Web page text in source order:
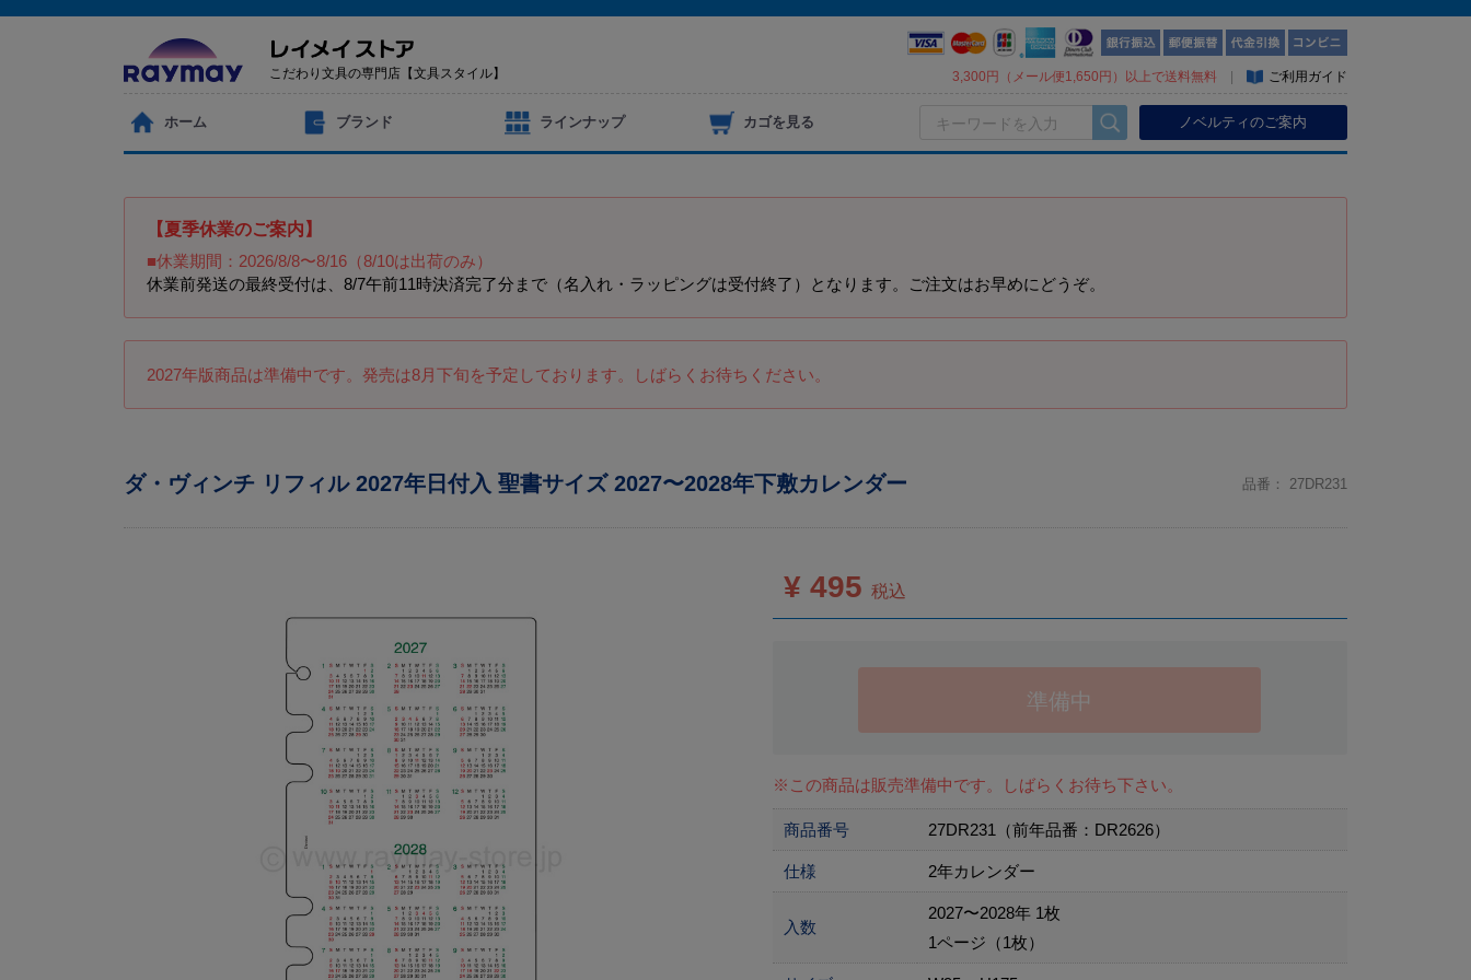
こだわり文具の専門店【文具スタイル】 3,300円（メール便1,650円）以上で送料無料 ご利用ガイド
ノベルティのご案内
ホーム ブランド ラインナップ カゴを見る
【夏季休業のご案内】
■休業期間：2026/8/8〜8/16（8/10は出荷のみ）
休業前発送の最終受付は、8/7午前11時決済完了分まで（名入れ・ラッピングは受付終了）となります。ご注文はお早めにどうぞ。
2027年版商品は準備中です。発売は8月下旬を予定しております。しばらくお待ちください。
ダ・ヴィンチ リフィル 2027年日付入 聖書サイズ 2027〜2028年下敷カレンダー 品番： 27DR231
¥ 495 税込
準備中
※この商品は販売準備中です。しばらくお待ち下さい。
商品番号 27DR231（前年品番：DR2626）
仕様 2年カレンダー
入数
2027〜2028年 1枚
1ページ（1枚）